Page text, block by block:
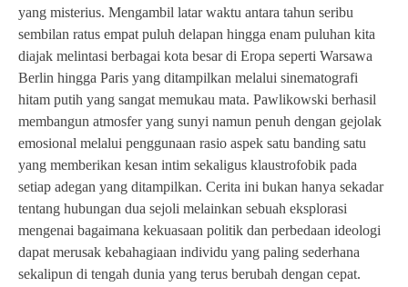
yang misterius. Mengambil latar waktu antara tahun seribu
sembilan ratus empat puluh delapan hingga enam puluhan kita
diajak melintasi berbagai kota besar di Eropa seperti Warsawa
Berlin hingga Paris yang ditampilkan melalui sinematografi
hitam putih yang sangat memukau mata. Pawlikowski berhasil
membangun atmosfer yang sunyi namun penuh dengan gejolak
emosional melalui penggunaan rasio aspek satu banding satu
yang memberikan kesan intim sekaligus klaustrofobik pada
setiap adegan yang ditampilkan. Cerita ini bukan hanya sekadar
tentang hubungan dua sejoli melainkan sebuah eksplorasi
mengenai bagaimana kekuasaan politik dan perbedaan ideologi
dapat merusak kebahagiaan individu yang paling sederhana
sekalipun di tengah dunia yang terus berubah dengan cepat.